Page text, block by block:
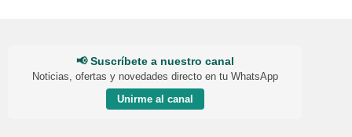
📢 Suscríbete a nuestro canal
Noticias, ofertas y novedades directo en tu WhatsApp
Unirme al canal